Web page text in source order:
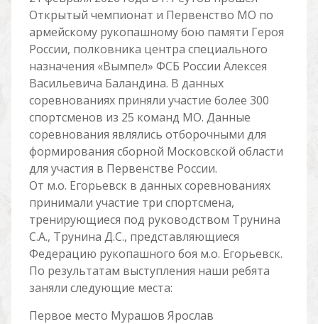
Открытый чемпионат и Первенство МО по
армейскому рукопашному бою памяти Героя
России, полковника центра специального
назначения «Вымпел» ФСБ России Алексея
Васильевича Баландина. В данных
соревнованиях приняли участие более 300
спортсменов из 25 команд МО. Данные
соревнования являлись отборочными для
формирования сборной Московской области
для участия в Первенстве России.
От м.о. Егорьевск в данных соревнованиях
принимали участие три спортсмена,
тренирующиеся под руководством Трунина
С.А., Трунина Д.С., представляющиеся
Федерацию рукопашного боя м.о. Егорьевск.
По результатам выступления наши ребята
заняли следующие места:
Первое место Мурашов Ярослав